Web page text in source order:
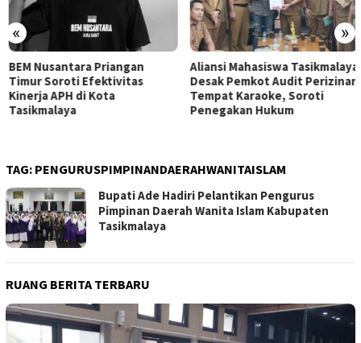
« »
BEM Nusantara Priangan
Timur Soroti Efektivitas
Kinerja APH di Kota
Tasikmalaya
Aliansi Mahasiswa Tasikmalaya
Desak Pemkot Audit Perizinan
Tempat Karaoke, Soroti
Penegakan Hukum
TAG: PENGURUSPIMPINANDAERAHWANITAISLAM
Bupati Ade Hadiri Pelantikan Pengurus
Pimpinan Daerah Wanita Islam Kabupaten
Tasikmalaya
RUANG BERITA TERBARU